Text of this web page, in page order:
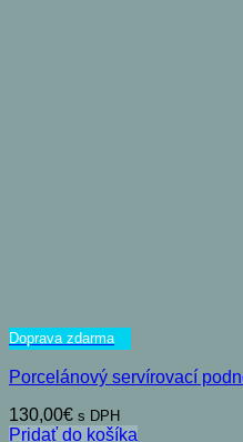
Doprava zdarma
Porcelánový servírovací
130,00€ s DPH
Pridať do košíka